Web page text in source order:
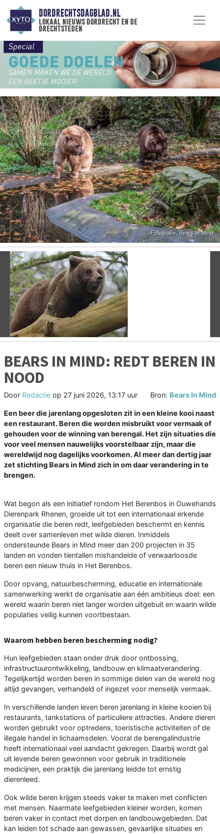
DORDRECHTSDAGBLAD.NL
lokaal nieuws dordrecht en de
drechtsteden
Vorige
BEARS IN MIND: REDT BEREN IN
NOOD
Door Redactie op 27 juni 2026, 13:17 uur Bron: Bears In Mind
Een beer die jarenlang opgesloten zit in een kleine kooi naast
een restaurant. Beren die worden misbruikt voor vermaak of
gehouden voor de winning van berengal. Het zijn situaties die
voor veel mensen nauwelijks voorstelbaar zijn, maar die
wereldwijd nog dagelijks voorkomen. Al meer dan dertig jaar
zet stichting Bears in Mind zich in om daar verandering in te
brengen.
Wat begon als een initiatief rondom Het Berenbos in Ouwehands
Dierenpark Rhenen, groeide uit tot een internationaal erkende
organisatie die beren redt, leefgebieden beschermt en kennis
deelt over samenleven met wilde dieren. Inmiddels
ondersteunde Bears in Mind meer dan 200 projecten in 35
landen en vonden tientallen mishandelde of verwaarloosde
beren een nieuw thuis in Het Berenbos.
Door opvang, natuurbescherming, educatie en internationale
samenwerking werkt de organisatie aan één ambitieus doel: een
wereld waarin beren niet langer worden uitgebuit en waarin wilde
populaties veilig kunnen voortbestaan.
Waarom hebben beren bescherming nodig?
Hun leefgebieden staan onder druk door ontbossing,
infrastructuurontwikkeling, landbouw en klimaatverandering.
Tegelijkertijd worden beren in sommige delen van de wereld nog
altijd gevangen, verhandeld of ingezet voor menselijk vermaak.
In verschillende landen leven beren jarenlang in kleine kooien bij
restaurants, tankstations of particuliere attracties. Andere dieren
worden gebruikt voor optredens, toeristische activiteiten of de
illegale handel in lichaamsdelen. Vooral de berengalindustrie
heeft internationaal veel aandacht gekregen. Daarbij wordt gal
uit levende beren gewonnen voor gebruik in traditionele
medicijnen, een praktijk die jarenlang leidde tot ernstig
dierenleed.
Ook wilde beren krijgen steeds vaker te maken met conflicten
met mensen. Naarmate leefgebieden kleiner worden, komen
beren vaker in contact met dorpen en landbouwgebieden. Dat
kan leiden tot schade aan gewassen, gevaarlijke situaties en